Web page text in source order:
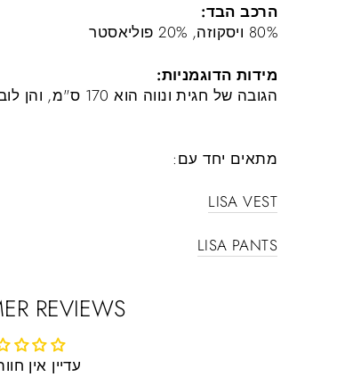
הרכב הבד:
80% ויסקוזה, 20% פוליאסטר
מידות הדוגמניות:
הגובה של חגית ונווה הוא 170 ס"מ, והן לובשות מידה 1.
מתאים יחד עם:
LISA VEST
LISA PANTS
REVIEWS
עדיין אין